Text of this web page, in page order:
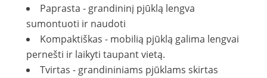
Paprasta - grandininį pjūklą lengva
sumontuoti ir naudoti
Kompaktiškas - mobilią pjūklą galima lengvai
pernešti ir laikyti taupant vietą.
Tvirtas - grandininiams pjūklams skirtas